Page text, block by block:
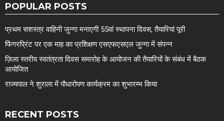
POPULAR POSTS
प्रथम सशस्त्र वाहिनी जुन्गा मनाएगी 55वां स्थापना दिवस, तैयारियां पूरी
फिंगरप्रिंट पर एक माह का प्रशिक्षण एसएफएसएल जुन्गा में संपन्न
ज़िला स्तरीय स्वतंत्रता दिवस समारोह के आयोजन की तैयारियों के संबंध में बैठक
आयोजित
राज्यपाल ने शुराला में पौधारोपण कार्यक्रम का शुभारम्भ किया
RECENT POSTS